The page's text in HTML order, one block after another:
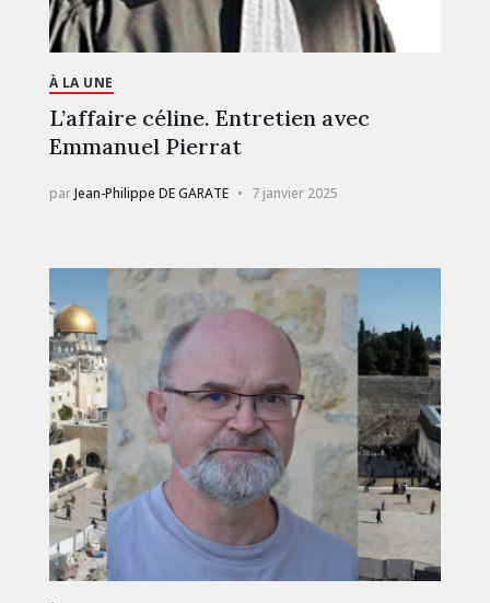
À LA UNE
L’affaire céline. Entretien avec
Emmanuel Pierrat
parJean-Philippe DE GARATE 7 janvier 2025